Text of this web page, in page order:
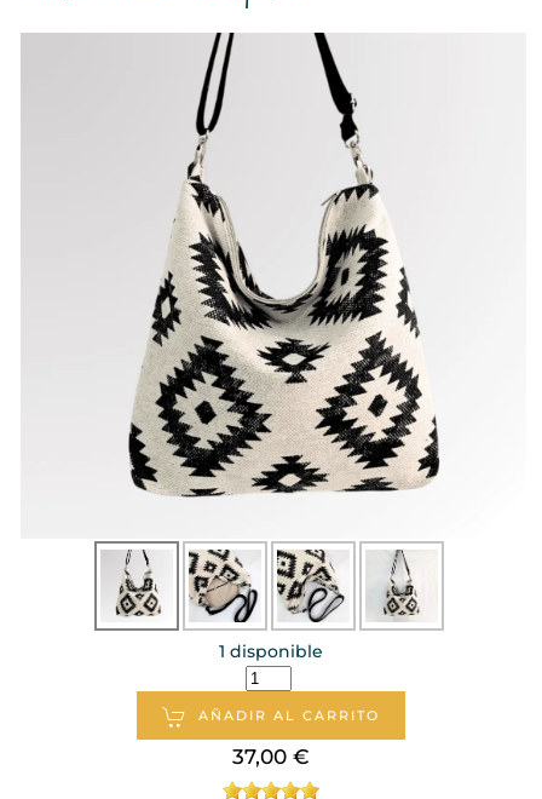
1 disponible
AÑADIR AL CARRITO
37,00 €